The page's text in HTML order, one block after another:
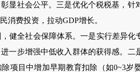
显社会公平。三是优化个税税基，
消费投资，拉动GDP增长。
全社会保障体系。一是实行差异化
一步增强中低收入群体的获得感。
项目中增加早期教育扣除（如0~3